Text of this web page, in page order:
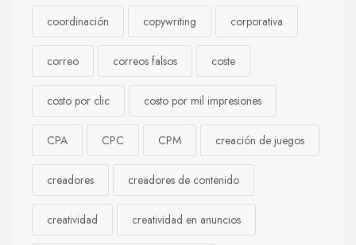
coordinación copywriting corporativa
correo correos falsos coste
costo por clic costo por mil impresiones
CPA CPC CPM creación de juegos
creadores creadores de contenido
creatividad creatividad en anuncios